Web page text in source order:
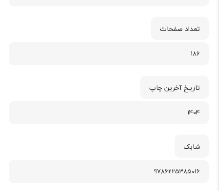
تعداد صفحات
186
تاریخ آخرین چاپ
1404
شابک
9786225385016